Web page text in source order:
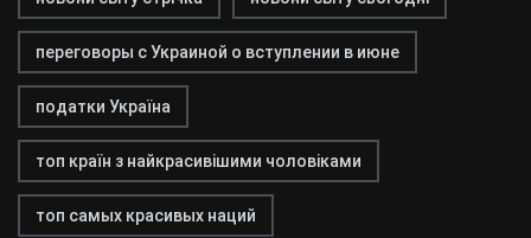
переговоры с Украиной о вступлении в июне
податки Україна
топ країн з найкрасивішими чоловіками
топ самых красивых наций